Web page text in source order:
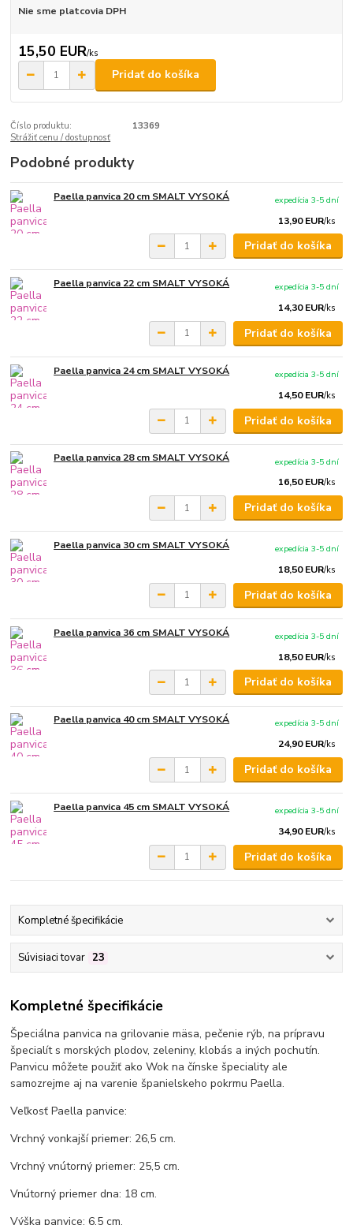
Nie sme platcovia DPH
15,50 EUR/ks
Pridať do košíka
Číslo produktu:
13369
Strážiť cenu / dostupnosť
Podobné produkty
Paella panvica 20 cm SMALT VYSOKÁ
13,90 EUR/ks
expedícia 3-5 dní
Pridať do košíka
Paella panvica 22 cm SMALT VYSOKÁ
14,30 EUR/ks
expedícia 3-5 dní
Pridať do košíka
Paella panvica 24 cm SMALT VYSOKÁ
14,50 EUR/ks
expedícia 3-5 dní
Pridať do košíka
Paella panvica 28 cm SMALT VYSOKÁ
16,50 EUR/ks
expedícia 3-5 dní
Pridať do košíka
Paella panvica 30 cm SMALT VYSOKÁ
18,50 EUR/ks
expedícia 3-5 dní
Pridať do košíka
Paella panvica 36 cm SMALT VYSOKÁ
18,50 EUR/ks
expedícia 3-5 dní
Pridať do košíka
Paella panvica 40 cm SMALT VYSOKÁ
24,90 EUR/ks
expedícia 3-5 dní
Pridať do košíka
Paella panvica 45 cm SMALT VYSOKÁ
34,90 EUR/ks
expedícia 3-5 dní
Pridať do košíka
Kompletné špecifikácie
Súvisiaci tovar 23
Kompletné špecifikácie
Špeciálna panvica na grilovanie mäsa, pečenie rýb, na prípravu
špecialít s morských plodov, zeleniny, klobás a iných pochutín.
Panvicu môžete použiť ako Wok na čínske špeciality ale
samozrejme aj na varenie španielskeho pokrmu Paella.
Veľkosť Paella panvice:
Vrchný vonkajší priemer: 26,5 cm.
Vrchný vnútorný priemer: 25,5 cm.
Vnútorný priemer dna: 18 cm.
Výška panvice: 6,5 cm.